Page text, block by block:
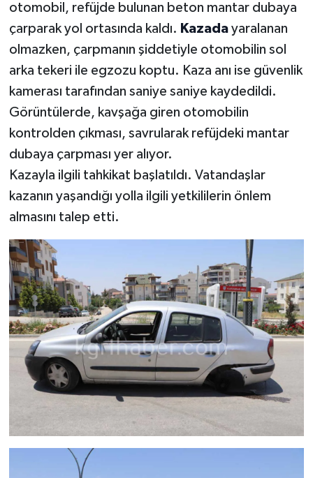
otomobil, refüjde bulunan beton mantar dubaya
çarparak yol ortasında kaldı. Kazada yaralanan
olmazken, çarpmanın şiddetiyle otomobilin sol
arka tekeri ile egzozu koptu. Kaza anı ise güvenlik
kamerası tarafından saniye saniye kaydedildi.
Görüntülerde, kavşağa giren otomobilin
kontrolden çıkması, savrularak refüjdeki mantar
dubaya çarpması yer alıyor.
Kazayla ilgili tahkikat başlatıldı. Vatandaşlar
kazanın yaşandığı yolla ilgili yetkililerin önlem
almasını talep etti.